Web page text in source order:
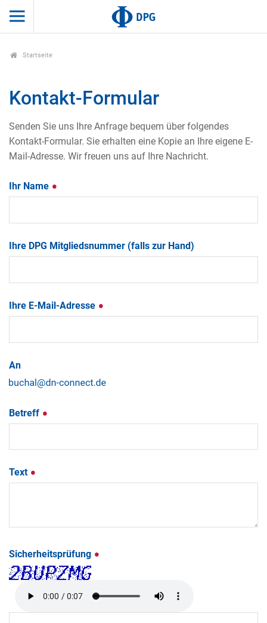
Startseite
Kontakt-Formular
Senden Sie uns Ihre Anfrage bequem über folgendes
Kontakt-Formular. Sie erhalten eine Kopie an Ihre eigene E-
Mail-Adresse. Wir freuen uns auf Ihre Nachricht.
Ihr Name
Ihre DPG Mitgliedsnummer (falls zur Hand)
Ihre E-Mail-Adresse
An
Betreff
Text
Sicherheitsprüfung